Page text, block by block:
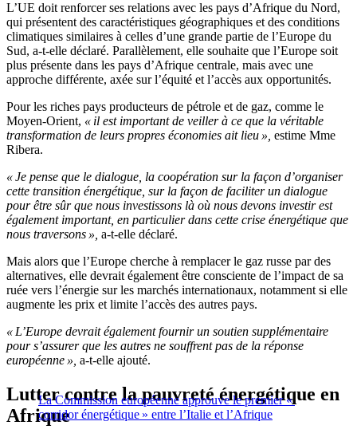
L’UE doit renforcer ses relations avec les pays d’Afrique du Nord,
qui présentent des caractéristiques géographiques et des conditions
climatiques similaires à celles d’une grande partie de l’Europe du
Sud, a-t-elle déclaré. Parallèlement, elle souhaite que l’Europe soit
plus présente dans les pays d’Afrique centrale, mais avec une
approche différente, axée sur l’équité et l’accès aux opportunités.
Pour les riches pays producteurs de pétrole et de gaz, comme le
Moyen-Orient, « il est important de veiller à ce que la véritable
transformation de leurs propres économies ait lieu », estime Mme
Ribera.
« Je pense que le dialogue, la coopération sur la façon d’organiser
cette transition énergétique, sur la façon de faciliter un dialogue
pour être sûr que nous investissons là où nous devons investir est
également important, en particulier dans cette crise énergétique que
nous traversons », a-t-elle déclaré.
Mais alors que l’Europe cherche à remplacer le gaz russe par des
alternatives, elle devrait également être consciente de l’impact de sa
ruée vers l’énergie sur les marchés internationaux, notamment si elle
augmente les prix et limite l’accès des autres pays.
« L’Europe devrait également fournir un soutien supplémentaire
pour s’assurer que les autres ne souffrent pas de la réponse
européenne », a-t-elle ajouté.
La Commission européenne approuve le premier «
corridor énergétique » entre l’Italie et l’Afrique
Lutter contre la pauvreté énergétique en
Afrique